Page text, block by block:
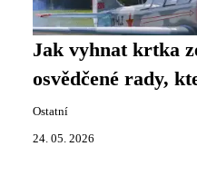
Jak vyhnat krtka
osvědčené rady,
Ostatní
24. 05. 2026